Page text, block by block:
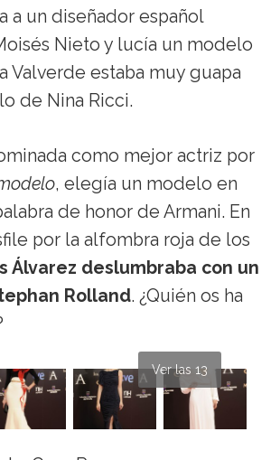
a un diseñador español
Nieto y lucía un modelo
Valverde estaba muy guapa
de Nina Ricci.
como mejor actriz por
, elegía un modelo en
de honor de Armani. En
por la alfombra roja de los
Álvarez deslumbraba con un
Rolland. ¿Quién os ha
Ver las 13